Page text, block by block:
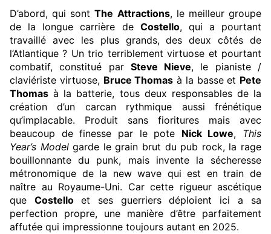
D’abord, qui sont The Attractions, le meilleur groupe
de la longue carrière de Costello, qui a pourtant
travaillé avec les plus grands, des deux côtés de
l’Atlantique ? Un trio terriblement virtuose et pourtant
combatif, constitué par Steve Nieve, le pianiste /
claviériste virtuose, Bruce Thomas à la basse et Pete
Thomas à la batterie, tous deux responsables de la
création d’un carcan rythmique aussi frénétique
qu’implacable. Produit sans fioritures mais avec
beaucoup de finesse par le pote Nick Lowe, This
Year’s Model garde le grain brut du pub rock, la rage
bouillonnante du punk, mais invente la sécheresse
métronomique de la new wave qui est en train de
naître au Royaume-Uni. Car cette rigueur ascétique
que
Costello
et ses guerriers déploient ici a sa
perfection propre, une manière d’être parfaitement
affutée qui impressionne toujours autant en 2025.